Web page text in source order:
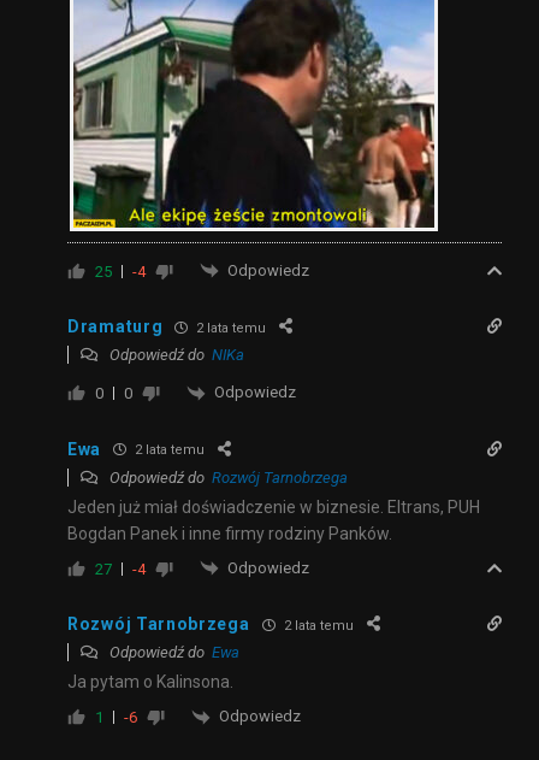
25 -4 Odpowiedz
Dramaturg 2 lata temu
Odpowiedź do NIKa
0 0 Odpowiedz
Ewa 2 lata temu
Odpowiedź do Rozwój Tarnobrzega
Jeden już miał doświadczenie w biznesie. Eltrans, PUH
Bogdan Panek i inne firmy rodziny Panków.
27 -4 Odpowiedz
Rozwój Tarnobrzega 2 lata temu
Odpowiedź do Ewa
Ja pytam o Kalinsona.
1 -6 Odpowiedz